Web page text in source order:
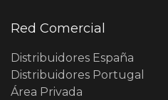
Red Comercial
Distribuidores España
Distribuidores Portugal
Área Privada